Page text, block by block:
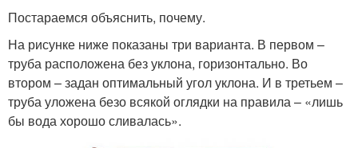
Постараемся объяснить, почему.
На рисунке ниже показаны три варианта. В первом –
труба расположена без уклона, горизонтально. Во
втором – задан оптимальный угол уклона. И в третьем –
труба уложена безо всякой оглядки на правила – «лишь
бы вода хорошо сливалась».